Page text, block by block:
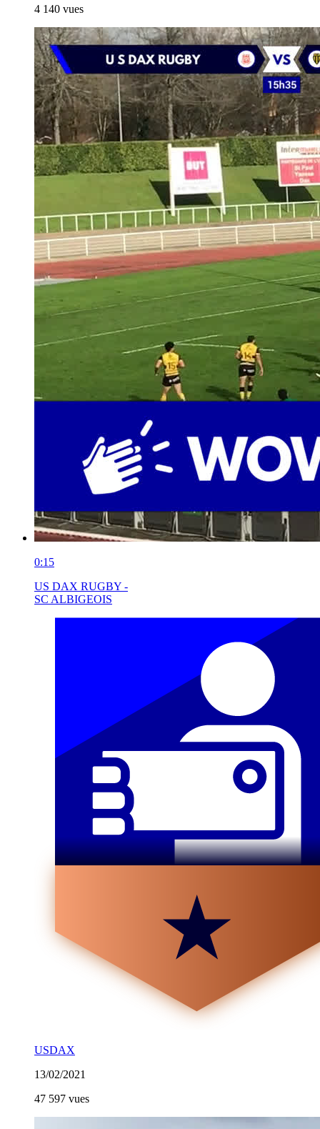
4 140 vues
0:15
US DAX RUGBY -
SC ALBIGEOIS
USDAX
13/02/2021
47 597 vues